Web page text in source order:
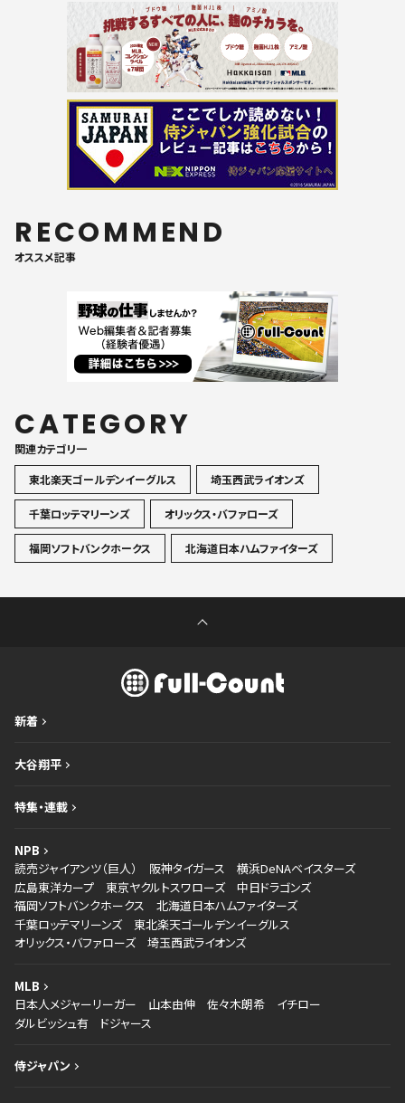
RECOMMEND
オススメ記事
CATEGORY
関連カテゴリ一
東北楽天ゴールデンイーグルス
埼玉西武ライオンズ
千葉ロッテマリーンズ オリックス・バファローズ
福岡ソフトバンクホークス 北海道日本ハムファイターズ
新着
大谷翔平
特集・連載
NPB
読売ジャイアンツ（巨人）
阪神タイガース
横浜DeNAベイスターズ
広島東洋カープ
東京ヤクルトスワローズ
中日ドラゴンズ
福岡ソフトバンクホークス
北海道日本ハムファイターズ
千葉ロッテマリーンズ
東北楽天ゴールデンイーグルス
オリックス・バファローズ
埼玉西武ライオンズ
MLB
日本人メジャーリーガー
山本由伸 佐々木朗希
イチロー
ダルビッシュ有
ドジャース
侍ジャパン